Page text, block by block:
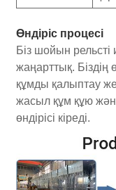
Өндіріс процесі
Біз шойын рельсті
жаңарттық. Біздің
құмды қалыптау
жасыл құм құю
өндірісі кіреді.